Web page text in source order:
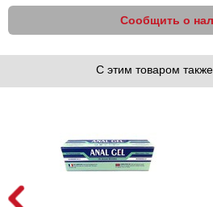
Сообщить о
С этим товаром